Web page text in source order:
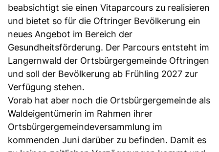
beabsichtigt sie einen Vitaparcours zu realisieren
und bietet so für die Oftringer Bevölkerung ein
neues Angebot im Bereich der
Gesundheitsförderung. Der Parcours entsteht im
Langernwald der Ortsbürgergemeinde Oftringen
und soll der Bevölkerung ab Frühling 2027 zur
Verfügung stehen.
Vorab hat aber noch die Ortsbürgergemeinde als
Waldeigentümerin im Rahmen ihrer
Ortsbürgergemeindeversammlung im
kommenden Juni darüber zu befinden. Damit es